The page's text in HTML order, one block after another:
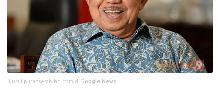
Ikuti liputansembilan.com di Google News